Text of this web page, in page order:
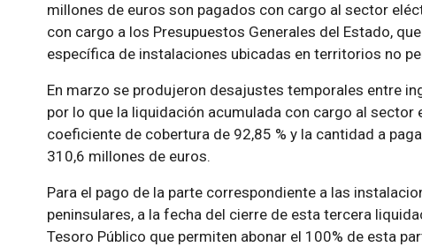
millones de euros son pagados con cargo al sector
con cargo a los Presupuestos Generales del Estado,
específica de instalaciones ubicadas en territorios no
En marzo se produjeron desajustes temporales entre
por lo que la liquidación acumulada con cargo al sector
coeficiente de cobertura de 92,85 % y la cantidad a
310,6 millones de euros.
Para el pago de la parte correspondiente a las
peninsulares, a la fecha del cierre de esta tercera
Tesoro Público que permiten abonar el 100% de esta